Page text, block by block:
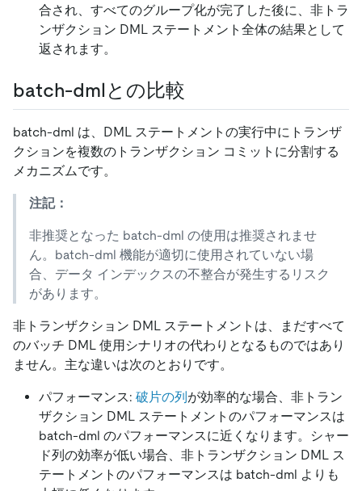
合され、すべてのグループ化が完了した後に、非トラ
ンザクション DML ステートメント全体の結果として
返されます。
batch-dmlとの比較
batch-dml は、DML ステートメントの実行中にトランザ
クションを複数のトランザクション コミットに分割する
メカニズムです。
注記：
非推奨となった batch-dml の使用は推奨されませ
ん。batch-dml 機能が適切に使用されていない場
合、データ インデックスの不整合が発生するリスク
があります。
非トランザクション DML ステートメントは、まだすべて
のバッチ DML 使用シナリオの代わりとなるものではあり
ません。主な違いは次のとおりです。
パフォーマンス: 破片の列が効率的な場合、非トラン
ザクション DML ステートメントのパフォーマンスは
batch-dml のパフォーマンスに近くなります。シャー
ド列の効率が低い場合、非トランザクション DML ス
テートメントのパフォーマンスは batch-dml よりも